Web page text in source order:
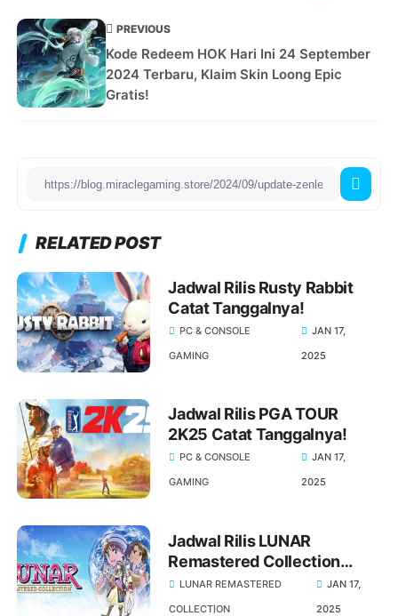
PREVIOUS
Kode Redeem HOK Hari Ini 24 September
2024 Terbaru, Klaim Skin Loong Epic
Gratis!
RELATED POST
Jadwal Rilis Rusty Rabbit
Catat Tanggalnya!
PC & CONSOLE
GAMING
JAN 17,
2025
Jadwal Rilis PGA TOUR
2K25 Catat Tanggalnya!
PC & CONSOLE
GAMING
JAN 17,
2025
Jadwal Rilis LUNAR
Remastered Collection
Catat Tanggalnya!
LUNAR REMASTERED
COLLECTION
JAN 17,
2025